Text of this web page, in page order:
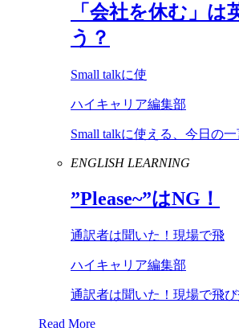
「会社を休む」は
う？
Small talkに使
ハイキャリア編集部
Small talkに使える、今日の
ENGLISH LEARNING
”Please~”はNG ！
通訳者は聞いた！現場で飛
ハイキャリア編集部
通訳者は聞いた！現場で飛
Read More